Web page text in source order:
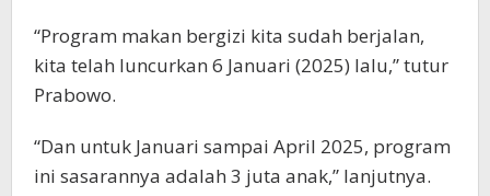
“Program makan bergizi kita sudah berjalan,
kita telah luncurkan 6 Januari (2025) lalu,” tutur
Prabowo.
“Dan untuk Januari sampai April 2025, program
ini sasarannya adalah 3 juta anak,” lanjutnya.